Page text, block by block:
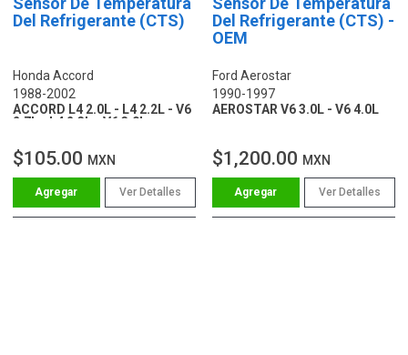
Del Refrigerante (CTS)
Honda Accord
1988-2002
ACCORD L4 2.0L - L4 2.2L - V6
2.7L - L4 2.3L - V6 3.0L
$105.00 MXN
Ver Detalles
Del Refrigerante (CTS) -
OEM
Ford Aerostar
1990-1997
AEROSTAR V6 3.0L - V6 4.0L
$1,200.00 MXN
Ver Detalles